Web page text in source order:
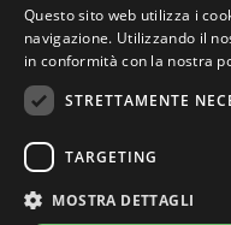
informazioni visualizzate
sito web del negozio,
indicati includono tutte le
(prezzi IVA inclusa,
Questo sito partecipa al
ricevere una
tramite i link presenti su
© 2025 Performyze -
Questo sito web utilizza i
navigazione. Utilizzando il
in conformità con la nostra
STRETTAMENTE
TARGETING
MOSTRA DETTAGLI